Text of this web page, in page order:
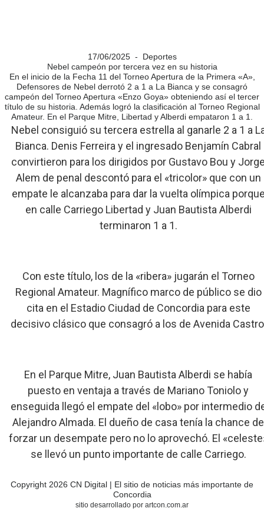
17/06/2025 - Deportes
Nebel campeón por tercera vez en su historia
En el inicio de la Fecha 11 del Torneo Apertura de la Primera «A»,
Defensores de Nebel derrotó 2 a 1 a La Bianca y se consagró
campeón del Torneo Apertura «Enzo Goya» obteniendo así el tercer
título de su historia. Además logró la clasificación al Torneo Regional
Amateur. En el Parque Mitre, Libertad y Alberdi empataron 1 a 1.
Nebel consiguió su tercera estrella al ganarle 2 a 1 a
Bianca. Denis Ferreira y el ingresado Benjamín Cabral
convirtieron para los dirigidos por Gustavo Bou y
Alem de penal descontó para el «tricolor» que con un
empate le alcanzaba para dar la vuelta olímpica
en calle Carriego Libertad y Juan Bautista Alberdi
terminaron 1 a 1.
Con este título, los de la «ribera» jugarán el Torneo
Regional Amateur. Magnífico marco de público se dio
cita en el Estadio Ciudad de Concordia para este
decisivo clásico que consagró a los de Avenida
En el Parque Mitre, Juan Bautista Alberdi se había
puesto en ventaja a través de Mariano Toniolo y
enseguida llegó el empate del «lobo» por intermedio
Alejandro Almada. El dueño de casa tenía la chance de
forzar un desempate pero no lo aprovechó. El
se llevó un punto importante de calle Carriego.
Copyright 2026 CN Digital | El sitio de noticias más importante de
Concordia
sitio desarrollado por artcon.com.ar